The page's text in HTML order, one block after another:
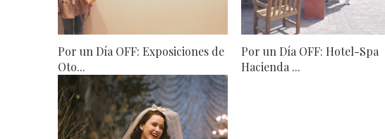
Por un Día OFF: Exposiciones de
Oto...
Por un Día OFF: Hotel-Spa
Hacienda ...